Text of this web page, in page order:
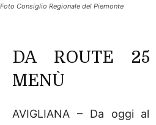
Foto Consiglio Regionale del Piemonte
DA ROUTE
MENÙ
AVIGLIANA – Da oggi al